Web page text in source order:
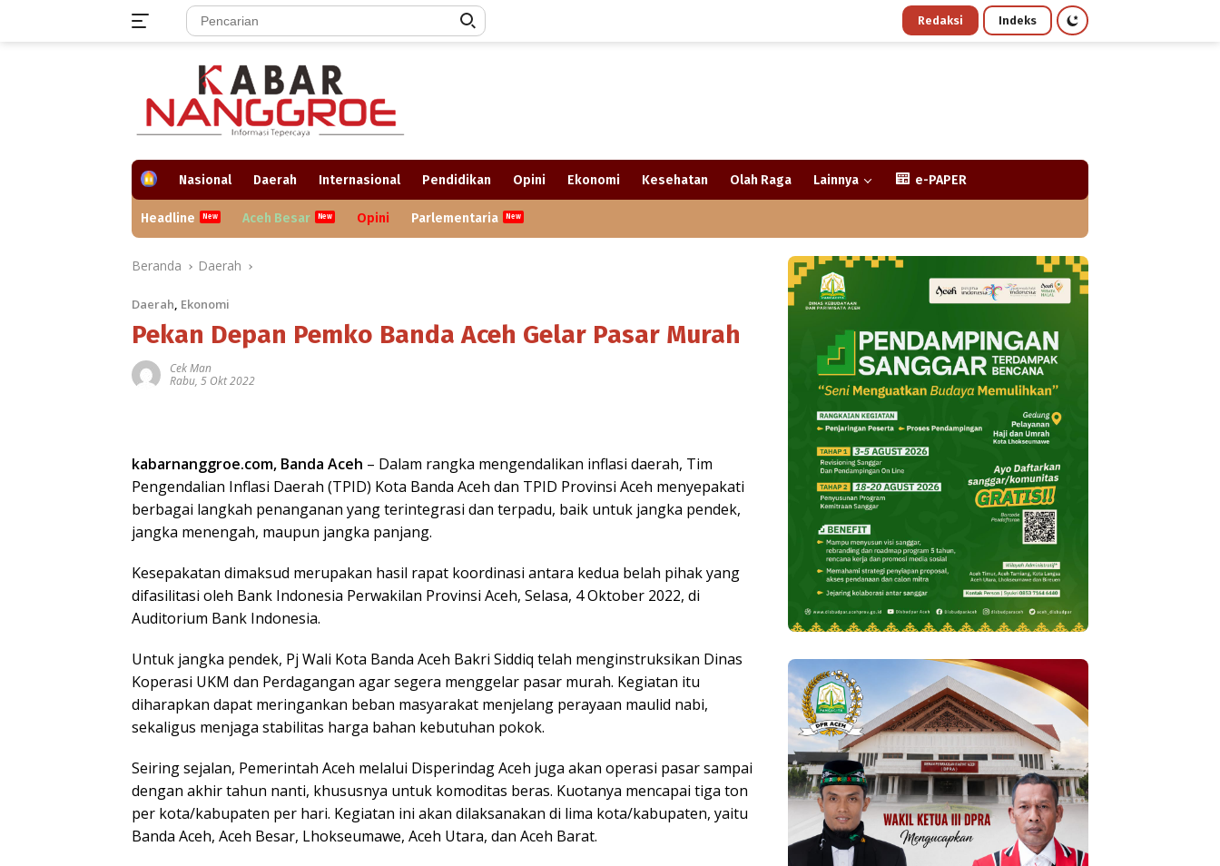
Redaksi Indeks
H
e
Nasional Daerah Internasional Pendidikan Opini Ekonomi Kesehatan Olah Raga Lainnya e-PAPER
Headline Aceh Besar Opini Parlementaria
Beranda Daerah
Daerah, Ekonomi
Pekan Depan Pemko Banda Aceh Gelar Pasar Murah
Cek Man
Rabu, 5 Okt 2022
kabarnanggroe.com, Banda Aceh – Dalam rangka mengendalikan inflasi daerah, Tim
Pengendalian Inflasi Daerah (TPID) Kota Banda Aceh dan TPID Provinsi Aceh menyepakati
berbagai langkah penanganan yang terintegrasi dan terpadu, baik untuk jangka pendek,
jangka menengah, maupun jangka panjang.
Kesepakatan dimaksud merupakan hasil rapat koordinasi antara kedua belah pihak yang
difasilitasi oleh Bank Indonesia Perwakilan Provinsi Aceh, Selasa, 4 Oktober 2022, di
Auditorium Bank Indonesia.
Untuk jangka pendek, Pj Wali Kota Banda Aceh Bakri Siddiq telah menginstruksikan Dinas
Koperasi UKM dan Perdagangan agar segera menggelar pasar murah. Kegiatan itu
diharapkan dapat meringankan beban masyarakat menjelang perayaan maulid nabi,
sekaligus menjaga stabilitas harga bahan kebutuhan pokok.
Seiring sejalan, Pemerintah Aceh melalui Disperindag Aceh juga akan operasi pasar sampai
dengan akhir tahun nanti, khususnya untuk komoditas beras. Kuotanya mencapai tiga ton
per kota/kabupaten per hari. Kegiatan ini akan dilaksanakan di lima kota/kabupaten, yaitu
Banda Aceh, Aceh Besar, Lhokseumawe, Aceh Utara, dan Aceh Barat.